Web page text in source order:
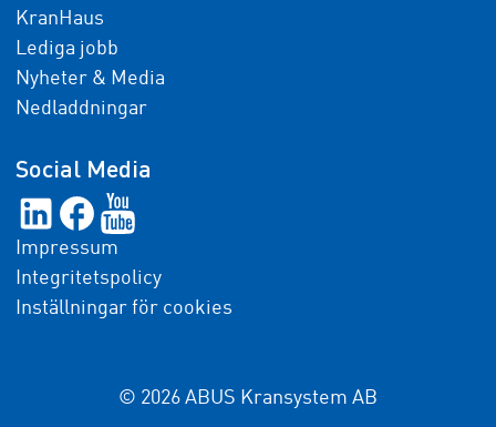
KranHaus
Lediga jobb
Nyheter & Media
Nedladdningar
Social Media
Impressum
Integritetspolicy
Inställningar för cookies
© 2026 ABUS Kransystem AB